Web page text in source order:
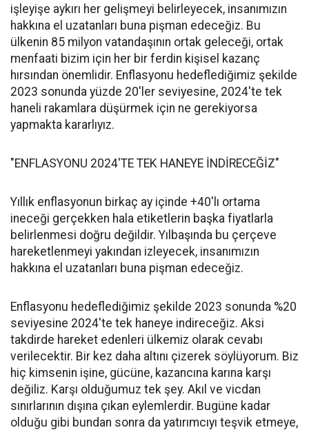
işleyişe aykırı her gelişmeyi belirleyecek, insanımızın
hakkına el uzatanları buna pişman edeceğiz. Bu
ülkenin 85 milyon vatandaşının ortak geleceği, ortak
menfaati bizim için her bir ferdin kişisel kazanç
hırsından önemlidir. Enflasyonu hedeflediğimiz şekilde
2023 sonunda yüzde 20'ler seviyesine, 2024'te tek
haneli rakamlara düşürmek için ne gerekiyorsa
yapmakta kararlıyız.
"ENFLASYONU 2024'TE TEK HANEYE İNDİRECEĞİZ"
Yıllık enflasyonun birkaç ay içinde +40'lı ortama
ineceği gerçekken hala etiketlerin başka fiyatlarla
belirlenmesi doğru değildir. Yılbaşında bu çerçeve
hareketlenmeyi yakından izleyecek, insanımızın
hakkına el uzatanları buna pişman edeceğiz.
Enflasyonu hedeflediğimiz şekilde 2023 sonunda %20
seviyesine 2024'te tek haneye indireceğiz. Aksi
takdirde hareket edenleri ülkemiz olarak cevabı
verilecektir. Bir kez daha altını çizerek söylüyorum. Biz
hiç kimsenin işine, gücüne, kazancına karına karşı
değiliz. Karşı olduğumuz tek şey. Akıl ve vicdan
sınırlarının dışına çıkan eylemlerdir. Bugüne kadar
olduğu gibi bundan sonra da yatırımcıyı teşvik etmeye,